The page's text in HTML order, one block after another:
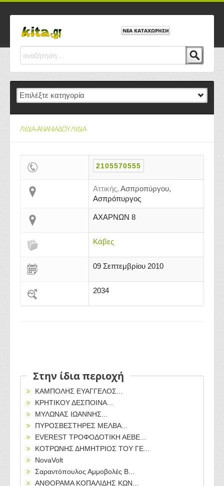
ΝΕΑ ΚΑΤΑΧΩΡΗΣΗ
ΛΥΔΙΑ-ΑΝΑΝΙΑΔΟΥ ΛΥΔΙΑ
2105570555
Αττικής, Ασπροπύργου,
Ασπρόπυργος
ΑΧΑΡΝΩΝ 8
Κάβες
09 Σεπτεμβρίου 2010
2034
Στην ίδια περιοχή
ΚΑΜΠΟΛΗΣ ΕΥΑΓΓΕΛΟΣ...
ΚΡΗΤΙΚΟΥ ΔΕΣΠΟΙΝΑ...
ΜΥΛΩΝΑΣ ΙΩΑΝΝΗΣ...
ΠΥΡΟΣΒΕΣΤΗΡΕΣ ΜΕΛΒΑ...
EVEREST ΤΡΟΦΟΔΟΤΙΚΗ ΑΕΒΕ...
ΚΟΤΡΩΝΗΣ ΔΗΜΗΤΡΙΟΣ ΤΟΥ ΓΕ...
NovaVolt
Σαραντόπουλος Αμμοβολές Β...
ΑΝΘΟΡΑΜΑ ΚΟΠΑΛΙΔΗΣ ΚΩΝ...